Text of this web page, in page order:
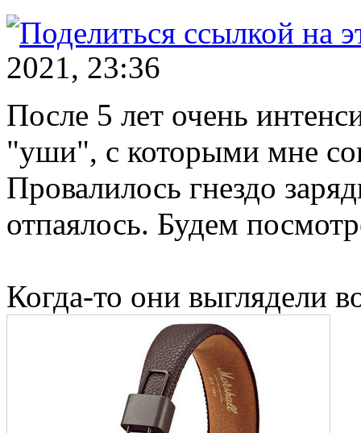
2021, 23:36
После 5 лет очень
"уши", с которыми мне
Провалилось гнездо
отпаялось. Будем
Когда-то они выглядели